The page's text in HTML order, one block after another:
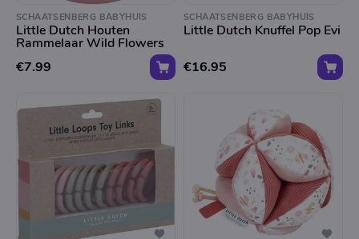
SCHAATSENBERG BABYHUIS
Little Dutch Houten
Rammelaar Wild Flowers
€7.99
SCHAATSENBERG BABYHUIS
Little Dutch Knuffel Pop Evi
€16.95